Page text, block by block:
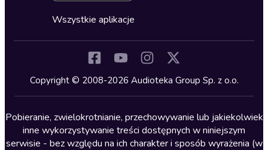
Kryminały
Lektury szkolne
Literatura anglojęzyczna
Literatura faktu
Cykle audiobooków
Wszystkie aplikacje
Copyright © 2008-2026 Audioteka Group Sp. z o.o.
Pobieranie, zwielokrotnianie, przechowywanie lub jakiekolwiek
inne wykorzystywanie treści dostępnych w niniejszym
serwisie - bez względu na ich charakter i sposób wyrażenia (w